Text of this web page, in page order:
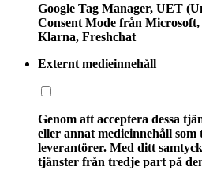
Google Tag Manager, UET
Consent Mode från Microsoft,
Klarna, Freshchat
Externt medieinnehåll
Genom att acceptera dessa
eller annat medieinnehåll
leverantörer. Med ditt
tjänster från tredje part på